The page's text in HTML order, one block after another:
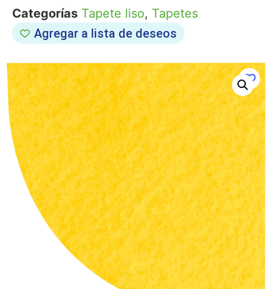
Categorías Tapete liso, Tapetes
Agregar a lista de deseos